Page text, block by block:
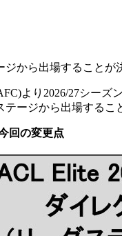
ジから出場することが
より2026/27シー
テージから出場するこ
回の変更点